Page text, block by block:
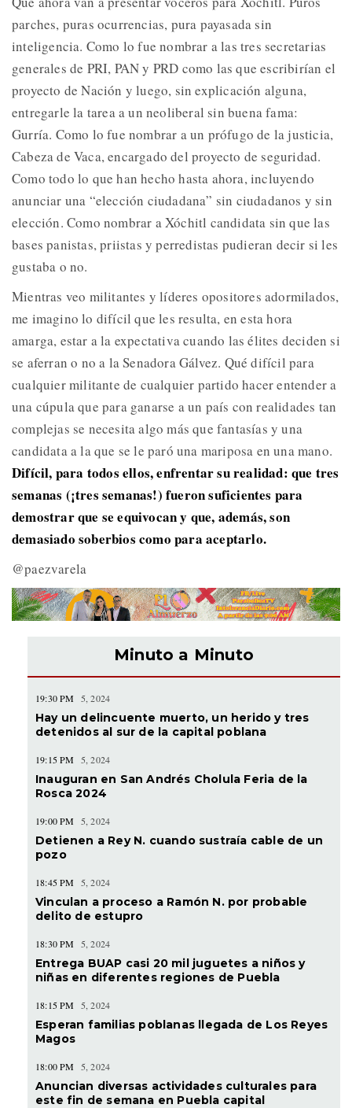
parches, puras ocurrencias, pura payasada sin
inteligencia. Como lo fue nombrar a las tres secretarias
generales de PRI, PAN y PRD como las que escribirían el
proyecto de Nación y luego, sin explicación alguna,
entregarle la tarea a un neoliberal sin buena fama:
Gurría. Como lo fue nombrar a un prófugo de la justicia,
Cabeza de Vaca, encargado del proyecto de seguridad.
Como todo lo que han hecho hasta ahora, incluyendo
anunciar una “elección ciudadana” sin ciudadanos y sin
elección. Como nombrar a Xóchitl candidata sin que las
bases panistas, priistas y perredistas pudieran decir si les
gustaba o no.
Mientras veo militantes y líderes opositores adormilados,
me imagino lo difícil que les resulta, en esta hora
amarga, estar a la expectativa cuando las élites deciden si
se aferran o no a la Senadora Gálvez. Qué difícil para
cualquier militante de cualquier partido hacer entender a
una cúpula que para ganarse a un país con realidades tan
complejas se necesita algo más que fantasías y una
candidata a la que se le paró una mariposa en una mano.
Difícil, para todos ellos, enfrentar su realidad: que tres
semanas (¡tres semanas!) fueron suficientes para
demostrar que se equivocan y que, además, son
demasiado soberbios como para aceptarlo.
@paezvarela
Minuto a Minuto
19:30 PM 5, 2024
Hay un delincuente muerto, un herido y tres
detenidos al sur de la capital poblana
19:15 PM 5, 2024
Inauguran en San Andrés Cholula Feria de la
Rosca 2024
19:00 PM 5, 2024
Detienen a Rey N. cuando sustraía cable de un
pozo
18:45 PM 5, 2024
Vinculan a proceso a Ramón N. por probable
delito de estupro
18:30 PM 5, 2024
Entrega BUAP casi 20 mil juguetes a niños y
niñas en diferentes regiones de Puebla
18:15 PM 5, 2024
Esperan familias poblanas llegada de Los Reyes
Magos
18:00 PM 5, 2024
Anuncian diversas actividades culturales para
este fin de semana en Puebla capital